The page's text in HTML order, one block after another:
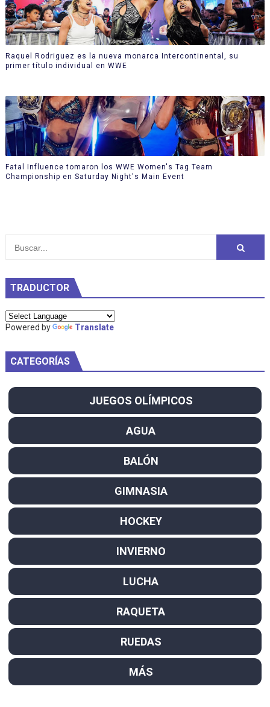
Raquel Rodriguez es la nueva monarca Intercontinental, su
primer título individual en WWE
Fatal Influence tomaron los WWE Women's Tag Team
Championship en Saturday Night's Main Event
TRADUCTOR
Powered by Translate
CATEGORÍAS
JUEGOS OLÍMPICOS
AGUA
BALÓN
GIMNASIA
HOCKEY
INVIERNO
LUCHA
RAQUETA
RUEDAS
MÁS